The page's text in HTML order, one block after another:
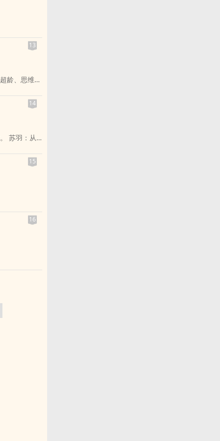
，
面前，
。
她？
痛 √ 治愈
13
龄、思维缜
以接近，但
物。同学跟
样，但他的
穿越的原因
情感。
。借由男
。本作品
较低，却能
男女主角皆
。主角虽表
三下。之后
中，那些不
14
苏羽：从
中，总在人
然：年少
谢；缘深，
15
的眼睛——
16